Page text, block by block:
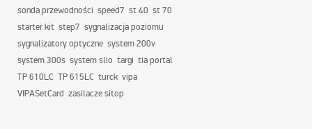
sonda przewodności speed7 st 40 st 70
starter kit step7 sygnalizacja poziomu
sygnalizatory optyczne system 200v
system 300s system slio targi tia portal
TP 610LC TP 615LC turck vipa
VIPASetCard zasilacze sitop